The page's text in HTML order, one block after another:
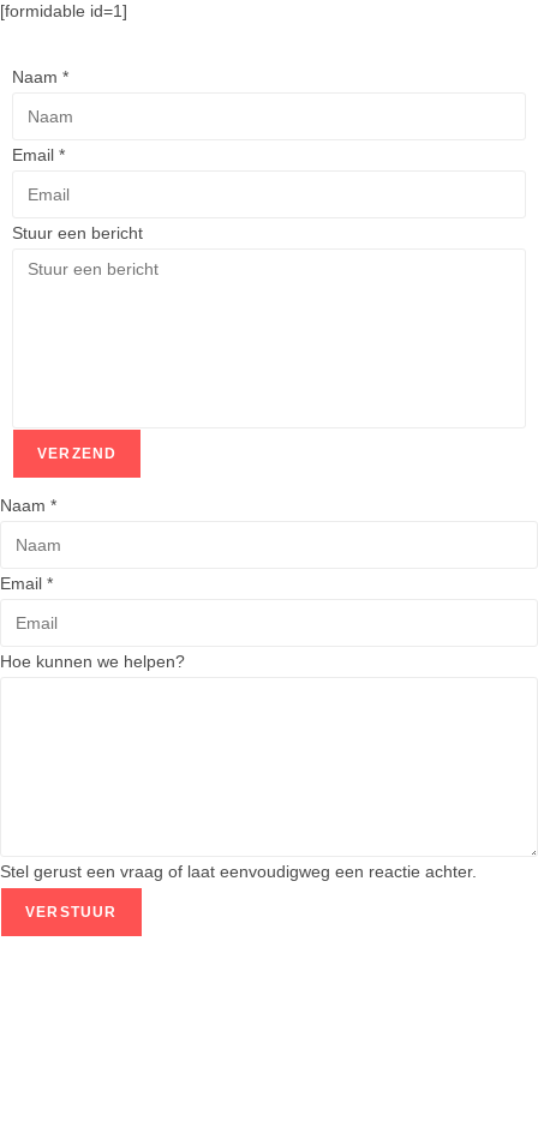
[formidable id=1]
Naam *
Email *
Stuur een bericht
VERZEND
Naam *
H
E
n
Email *
Hoe kunnen we helpen?
Stel gerust een vraag of laat eenvoudigweg een reactie achter.
VERSTUUR